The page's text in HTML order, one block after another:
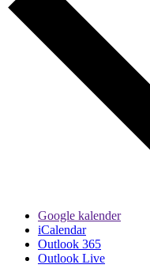
Google kalender
iCalendar
Outlook 365
Outlook Live